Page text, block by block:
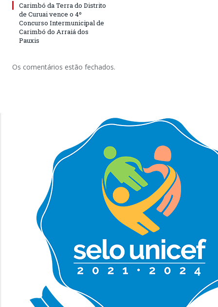
Carimbó da Terra do Distrito
de Curuai vence o 4º
Concurso Intermunicipal de
Carimbó do Arraiá dos
Pauxis
Os comentários estão fechados.